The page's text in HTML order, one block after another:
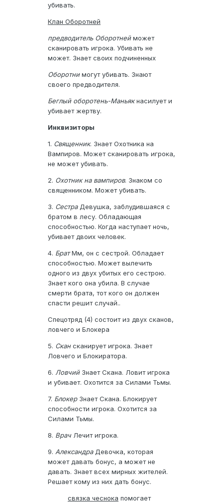
убивать.
Клан Оборотней
предводитель Оборотнейможет
сканировать игрока. Убивать не
может. Знает своих подчиненных
Оборотнимогут убивать. Знают
своего предводителя.
Беглый оборотень-Маньякнасилует и
убивает жертву.
Инквизиторы
1. Священник. Знает Охотника на
Вампиров. Может сканировать игрока,
не может убивать.
2. Охотник на вампиров. Знаком со
священником. Может убивать.
3. СестраДевушка, заблудившаяся с
братом в лесу. Обладающая
способностью. Когда наступает ночь,
убивает двоих человек.
4. БратМм, он с сестрой. Обладает
способностью. Может вылечить
одного из двух убитых его сестрою.
Знает кого она убила. В случае
смерти брата, тот кого он должен
спасти решит случай..
Спецотряд (4) состоит из двух сканов,
ловчего и Блокера
5. Скансканирует игрока. Знает
Ловчего и Блокиратора.
6. ЛовчийЗнает Скана. Ловит игрока
и убивает. Охотится за Силами Тьмы.
7. БлокерЗнает Скана. Блокирует
способности игрока. Охотится за
Силами Тьмы.
8. ВрачЛечит игрока.
9. АлександраДевочка, которая
может давать бонус, а может не
давать. Знает всех мирных жителей.
Решает кому из них дать бонус.
связка чеснока помогает